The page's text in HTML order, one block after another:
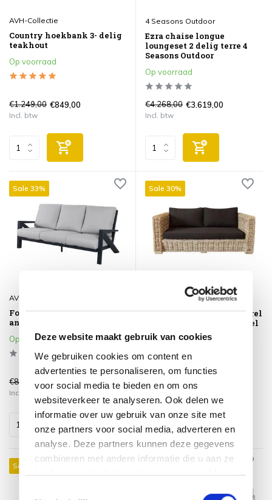
Deze website maakt gebruik van cookies
We gebruiken cookies om content en
advertenties te personaliseren, om functies
voor social media te bieden en om ons
websiteverkeer te analyseren. Ook delen we
informatie over uw gebruik van onze site met
onze partners voor social media, adverteren en
analyse. Deze partners kunnen deze gegevens
combineren met andere informatie die u aan ze
AVH-Collectie
Country hoekbank 3- delig
teakhout
Op voorraad
€1.249,00 €849,00
Incl. btw
4 Seasons Outdoor
Ezra chaise longue
loungeset 2 delig terre 4
Seasons Outdoor
Op voorraad
€4.268,00 €3.619,00
Incl. btw
Sale 33%
AVH-Collectie
Fortaleza 3-zitsbank
antraciet aluminium
Op voorraad
€899,00 €599,00
Incl. btw
Sale 30%
AVH-Collectie
Nissah 2,5-zitsbank naturel
rotan - olefin black - urecel
foam
€715,00
Sale 30%